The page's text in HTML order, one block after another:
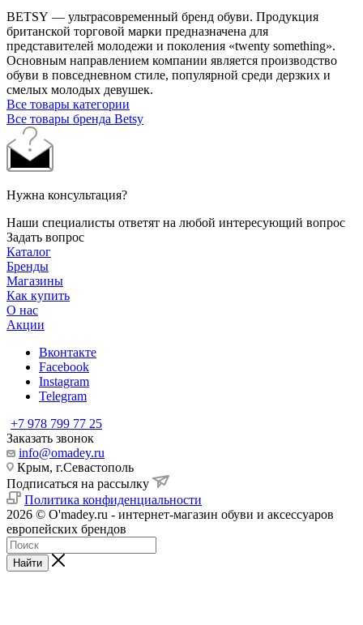
BETSY — ультрасовременный бренд обуви. Продукция
британской торговой марки предназначена для
представителей молодежи и поколения «twenty something».
Основным направлением компании является производство
обуви в повседневном стиле, популярной среди дерзких и
смелых молодых девушек.
Все товары категории
Все товары бренда Betsy
Нужна консультация?
Наши специалисты ответят на любой интересующий вопрос
Задать вопрос
Каталог
Бренды
Магазины
Как купить
О нас
Акции
Вконтакте
Facebook
Instagram
Telegram
+7 978 799 77 25
Заказать звонок
info@omadey.ru
Крым, г.Севастополь
Подписаться на рассылку
Политика конфиденциальности
2026 © O'madey.ru - интернет-магазин обуви и аксессуаров
европейских брендов
Найти